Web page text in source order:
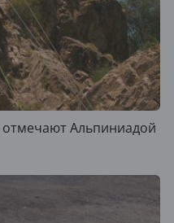
Альпиниадой